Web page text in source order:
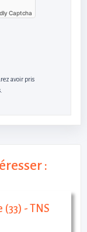
Captcha
avoir pris
:
- TNS